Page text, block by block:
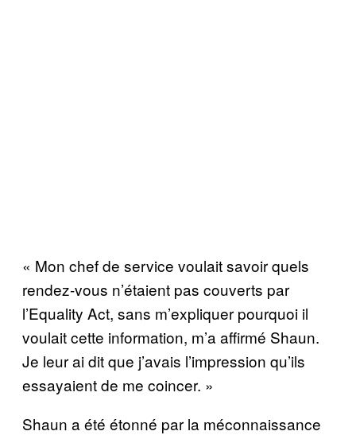
« Mon chef de service voulait savoir quels
rendez-vous n’étaient pas couverts par
l’Equality Act, sans m’expliquer pourquoi il
voulait cette information, m’a affirmé Shaun.
Je leur ai dit que j’avais l’impression qu’ils
essayaient de me coincer. »
Shaun a été étonné par la méconnaissance